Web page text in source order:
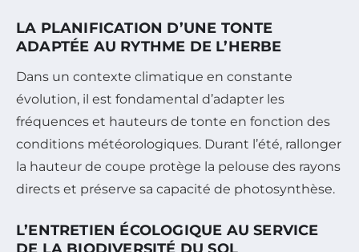
LA PLANIFICATION D’UNE TONTE
ADAPTÉE AU RYTHME DE L’HERBE
Dans un contexte climatique en constante
évolution, il est fondamental d’adapter les
fréquences et hauteurs de tonte en fonction des
conditions météorologiques. Durant l’été, rallonger
la hauteur de coupe protège la pelouse des rayons
directs et préserve sa capacité de photosynthèse.
L’ENTRETIEN ÉCOLOGIQUE AU SERVICE